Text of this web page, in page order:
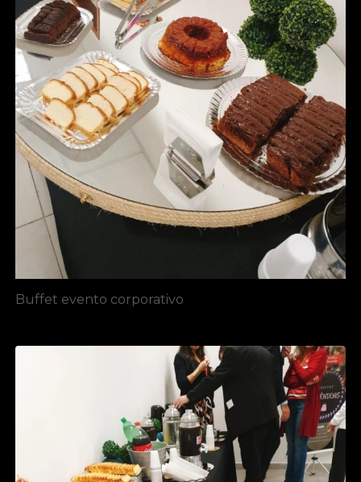
Buffet evento corporativo